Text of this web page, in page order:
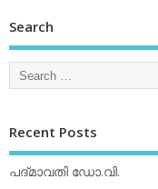
Search
Recent Posts
പദ്മാവതി ഡോ.വി.